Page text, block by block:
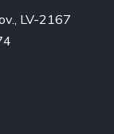
LV-2167